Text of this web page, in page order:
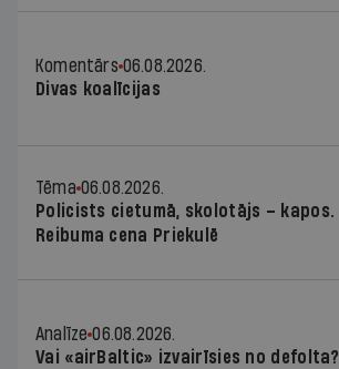
Komentārs 06.08.2026.
Divas koalīcijas
Tēma 06.08.2026.
Policists cietumā, skolotājs – kapos.
Reibuma cena Priekulē
Analīze 06.08.2026.
Vai «airBaltic» izvairīsies no defolta?